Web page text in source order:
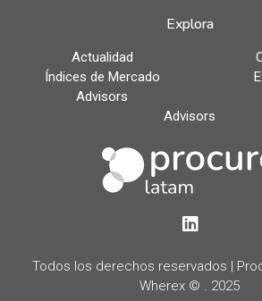
Explora
Actualidad
Índices de Mercado
Advisors
Advisors
LinkedIn
Todos los derechos reservados |
Wherex © . 2025